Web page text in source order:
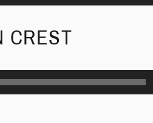
CREST